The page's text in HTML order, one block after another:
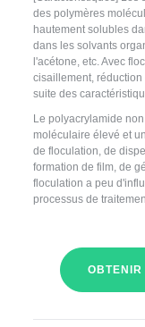
des polymères
hautement solubles
dans les solvants
l'acétone, etc. Avec
cisaillement,
suite des
Le polyacrylamide
moléculaire élevé et
de floculation, de
formation de film, de
floculation a peu
processus de